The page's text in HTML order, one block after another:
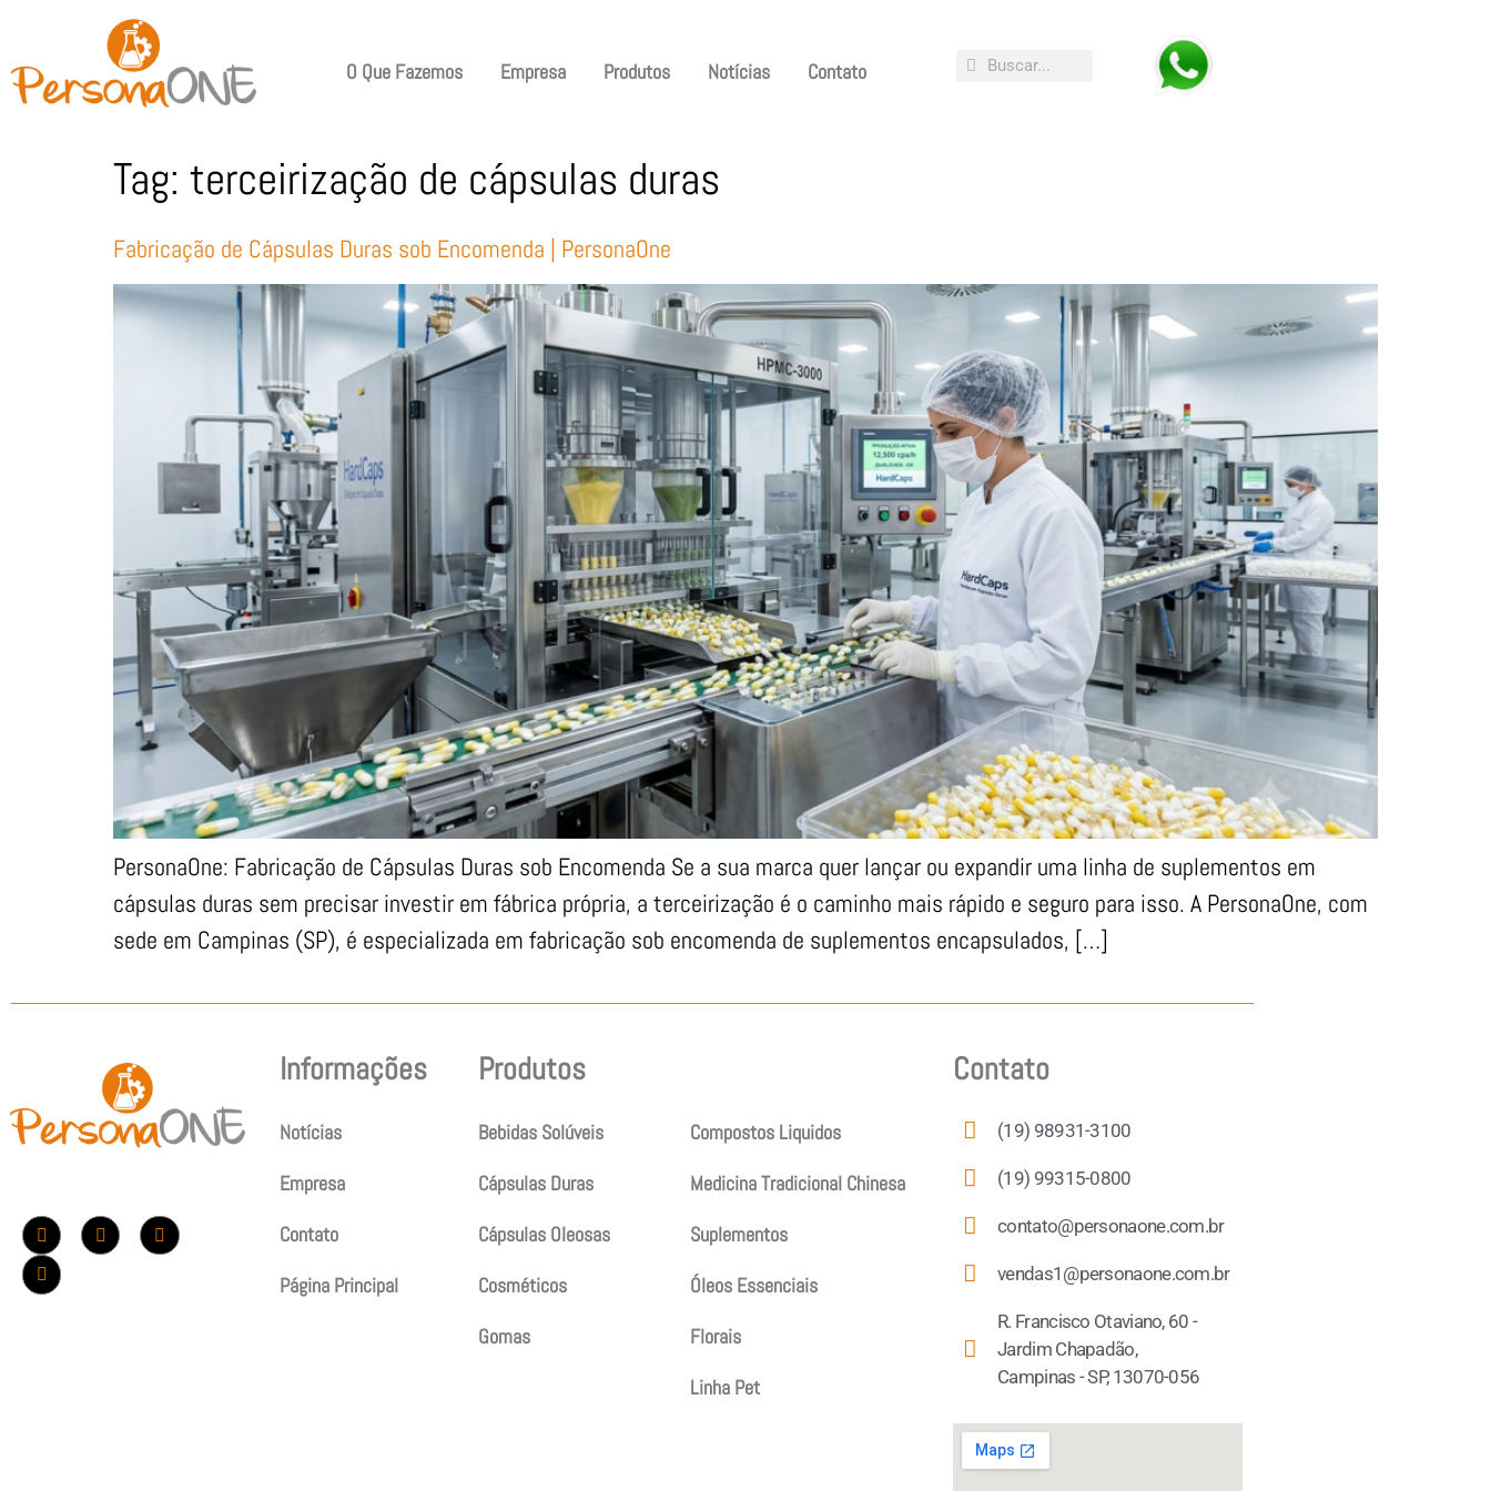
O Que Fazemos Empresa Produtos Notícias Contato
Tag: terceirização de cápsulas duras
Fabricação de Cápsulas Duras sob Encomenda | PersonaOne
PersonaOne: Fabricação de Cápsulas Duras sob Encomenda Se a sua marca quer lançar ou expandir uma linha de suplementos em
cápsulas duras sem precisar investir em fábrica própria, a terceirização é o caminho mais rápido e seguro para isso. A PersonaOne, com
sede em Campinas (SP), é especializada em fabricação sob encomenda de suplementos encapsulados, […]
Informações
Notícias
Empresa
Contato
Página Principal
Produtos
Bebidas Solúveis
Cápsulas Duras
Cápsulas Oleosas
Cosméticos
Gomas
Compostos Liquidos
Medicina Tradicional Chinesa
Suplementos
Óleos Essenciais
Florais
Linha Pet
Contato
(19) 98931-3100
(19) 99315-0800
contato@personaone.com.br
vendas1@personaone.com.br
R. Francisco Otaviano, 60 -
Jardim Chapadão,
Campinas - SP, 13070-056